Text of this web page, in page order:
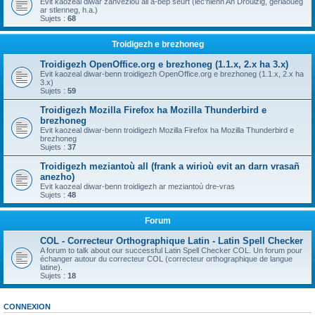
ar stlenneg, h.a.)
Sujets : 68
Troidigezh e brezhoneg
Troidigezh OpenOffice.org e brezhoneg (1.1.x, 2.x ha 3.x)
Evit kaozeal diwar-benn troidigezh OpenOffice.org e brezhoneg (1.1.x, 2.x ha
3.x)
Sujets : 59
Troidigezh Mozilla Firefox ha Mozilla Thunderbird e
brezhoneg
Evit kaozeal diwar-benn troidigezh Mozilla Firefox ha Mozilla Thunderbird e
brezhoneg
Sujets : 37
Troidigezh meziantoù all (frank a wirioù evit an darn vrasañ
anezho)
Evit kaozeal diwar-benn troidigezh ar meziantoù dre-vras
Sujets : 48
Forum
COL - Correcteur Orthographique Latin - Latin Spell Checker
A forum to talk about our successful Latin Spell Checker COL. Un forum pour
échanger autour du correcteur COL (correcteur orthographique de langue
latine).
Sujets : 18
CONNEXION